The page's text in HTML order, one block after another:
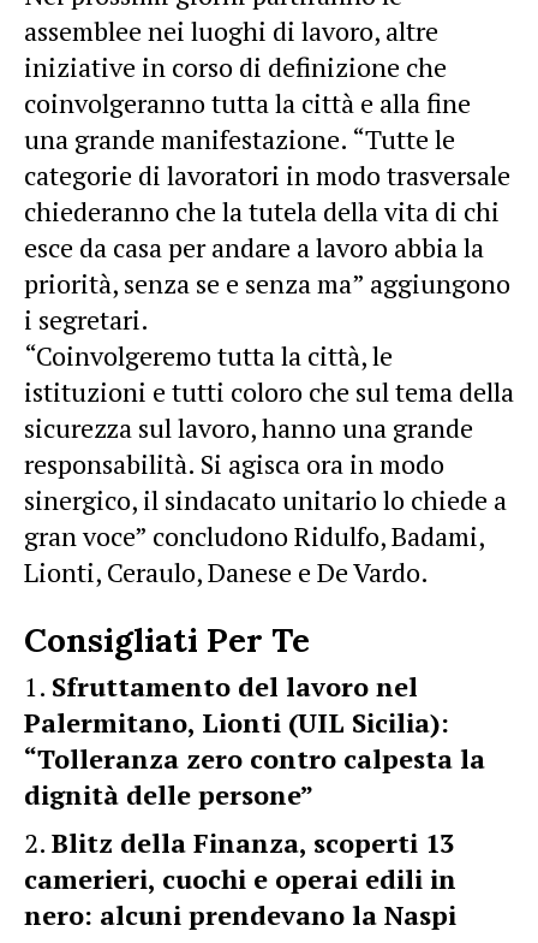
assemblee nei luoghi di lavoro, altre
iniziative in corso di definizione che
coinvolgeranno tutta la città e alla fine
una grande manifestazione. “Tutte le
categorie di lavoratori in modo trasversale
chiederanno che la tutela della vita di chi
esce da casa per andare a lavoro abbia la
priorità, senza se e senza ma” aggiungono
i segretari.
“Coinvolgeremo tutta la città, le
istituzioni e tutti coloro che sul tema della
sicurezza sul lavoro, hanno una grande
responsabilità. Si agisca ora in modo
sinergico, il sindacato unitario lo chiede a
gran voce” concludono Ridulfo, Badami,
Lionti, Ceraulo, Danese e De Vardo.
Consigliati Per Te
Sfruttamento del lavoro nel
Palermitano, Lionti (UIL Sicilia):
“Tolleranza zero contro calpesta la
dignità delle persone”
Blitz della Finanza, scoperti 13
camerieri, cuochi e operai edili in
nero: alcuni prendevano la Naspi